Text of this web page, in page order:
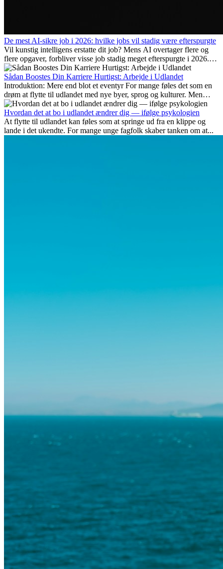
De mest AI-sikre job i 2026: hvilke jobs vil stadig være efterspurgte
Vil kunstig intelligens erstatte dit job? Mens AI overtager flere og
flere opgaver, forbliver visse job stadig meget efterspurgte i 2026.
Her gennemgår vi hvilke typer arbejde der anses som mest
fremtidssikre, hvilke kompetencer der vil være vigtige på lang sigt,
og hvorfor mange af disse jobs også giver attraktive
karrieremuligheder i udlandet.
Sådan Boostes Din Karriere Hurtigst: Arbejde i Udlandet
Introduktion: Mere end blot et eventyr For mange føles det som en
drøm at flytte til udlandet med nye byer, sprog og kulturer. Men
udover spændingen ved...
Hvordan det at bo i udlandet ændrer dig — ifølge psykologien
At flytte til udlandet kan føles som at springe ud fra en klippe og
lande i det ukendte. For mange unge fagfolk skaber tanken om at...